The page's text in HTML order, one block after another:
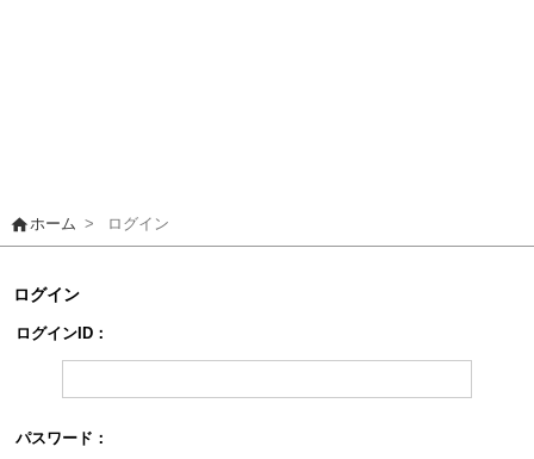
homeホーム > ログイン
ログイン
ログインID：
パスワード：